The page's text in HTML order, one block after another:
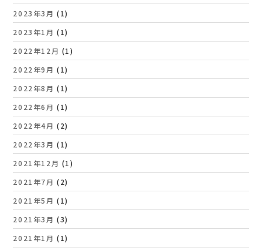
2023年3月 (1)
2023年1月 (1)
2022年12月 (1)
2022年9月 (1)
2022年8月 (1)
2022年6月 (1)
2022年4月 (2)
2022年3月 (1)
2021年12月 (1)
2021年7月 (2)
2021年5月 (1)
2021年3月 (3)
2021年1月 (1)